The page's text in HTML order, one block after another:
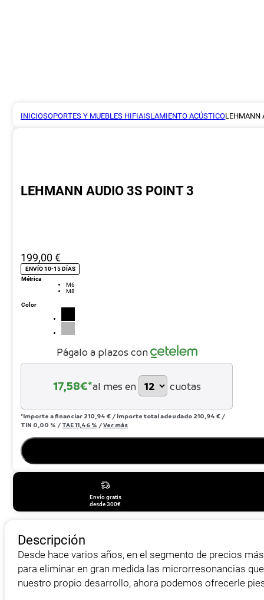
INICIOSOPORTES Y MUEBLES HIFIAISLAMIENTO ACÚSTICOLEHMANN
LEHMANN AUDIO 3S POINT 3
199,00€
ENVÍO 10-15 DÍAS
Métrica
M6
M8
Color
Págalo a plazos con
17,58€*al mes en cuotas
*Importe a financiar 210,94 € / Importe total adeudado 210,94 € /
TIN 0,00 % / TAE11,46 % /Ver más
Envío gratis
desde 300€
Descripción
Desde hace varios años, en el segmento de precios
para eliminar en gran medida las microrresonancias
nuestro propio desarrollo, ahora podemos ofrecerle